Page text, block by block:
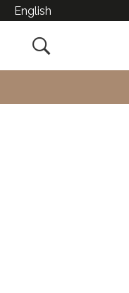

English